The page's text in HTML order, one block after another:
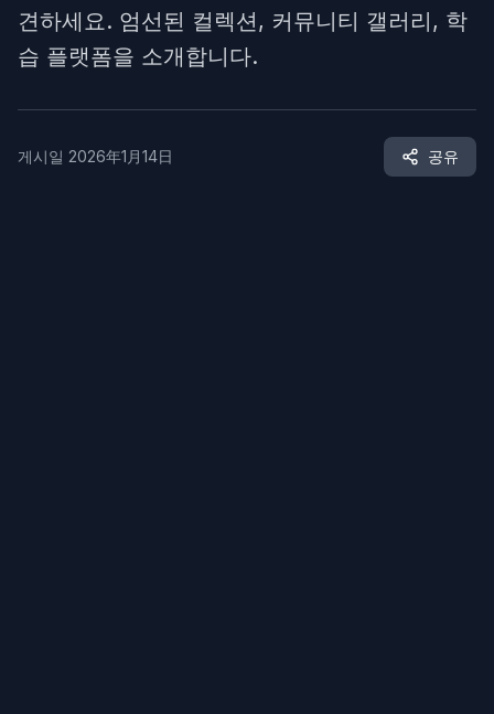
견하세요. 엄선된 컬렉션, 커뮤니티 갤러리, 학
습 플랫폼을 소개합니다.
게시일 2026年1月14日 공유